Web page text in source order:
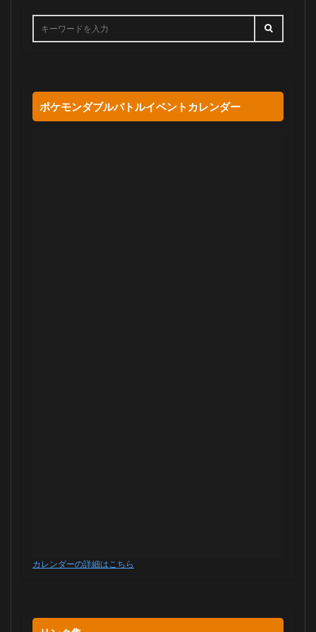
ポケモンダブルバトルイベントカレンダー
カレンダーの詳細はこちら